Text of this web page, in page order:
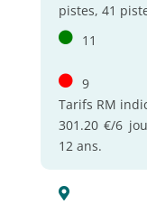
pistes, 41
11
9
Tarifs RM
301.20 €/6
12 ans.